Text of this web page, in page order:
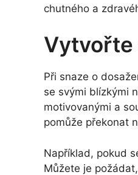
chutného a
Vytvořte
Při snaze o
se svými blízkými
motivovanými a
pomůže překonat
Například, pokud
Můžete je